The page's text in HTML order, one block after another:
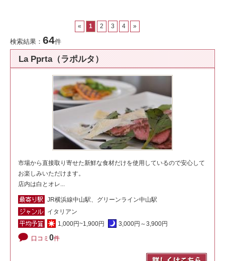
« 1 2 3 4 »
検索結果： 64件
La Pprta（ラポルタ）
市場から直接取り寄せた新鮮な食材だけを使用しているので安心して
お楽しみいただけます。
店内は白とオレ...
JR横浜線中山駅、グリーンライン中山駅
イタリアン
1,000円~1,900円
3,000円～3,900円
口コミ 0件